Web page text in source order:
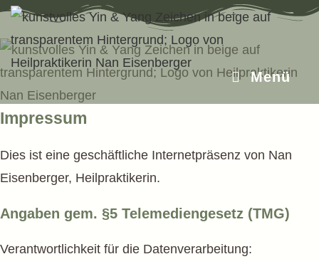
Zum
springen
Menü
Impressum
Dies ist eine geschäftliche Internetpräsenz von Nan
Eisenberger, Heilpraktikerin.
Angaben gem. §5 Telemedien­gesetz (TMG)
Verantwortlichkeit für die Datenverarbeitung: